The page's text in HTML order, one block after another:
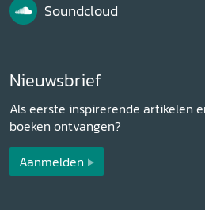
Soundcloud
Nieuwsbrief
Als eerste inspirerende artikelen
boeken ontvangen?
Aanmelden